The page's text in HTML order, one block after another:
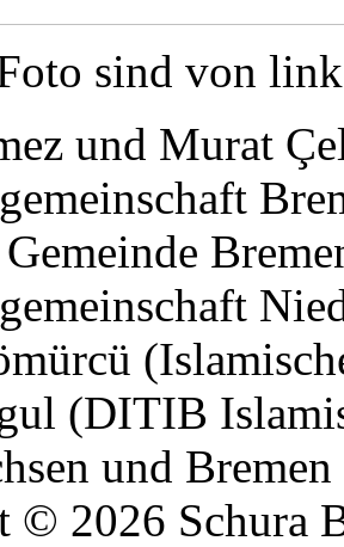
sind von
und Murat
Gemeinde
(DITIB
und Bremen
© 2026 Schura